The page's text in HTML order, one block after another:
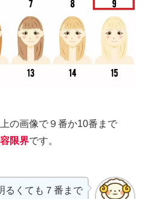
の画像で９番か10番まで
限界です。
るくても７番まで